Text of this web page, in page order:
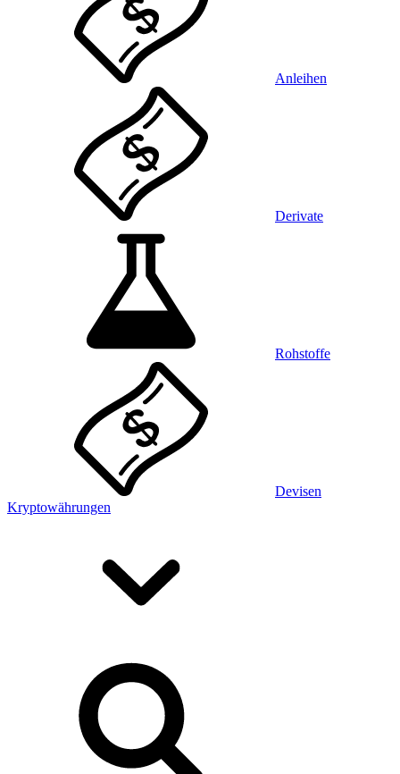
Anleihen
Derivate
Rohstoffe
Devisen
Kryptowährungen